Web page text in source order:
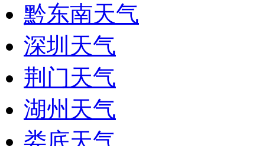
黔东南天气
深圳天气
荆门天气
湖州天气
娄底天气